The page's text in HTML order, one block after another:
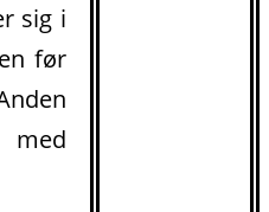
sig i
før
med